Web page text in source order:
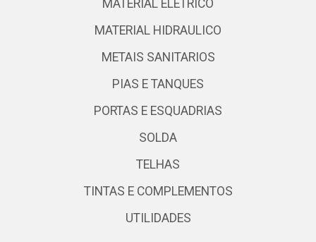
MATERIAL ELETRICO
MATERIAL HIDRAULICO
METAIS SANITARIOS
PIAS E TANQUES
PORTAS E ESQUADRIAS
SOLDA
TELHAS
TINTAS E COMPLEMENTOS
UTILIDADES